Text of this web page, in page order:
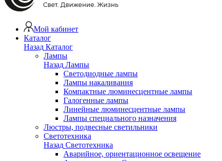
Мой кабинет
Каталог
Назад Каталог
Лампы
Назад Лампы
Светодиодные лампы
Лампы накаливания
Компактные люминесцентные лампы
Галогенные лампы
Линейные люминесцентные лампы
Лампы специального назначения
Люстры, подвесные светильники
Светотехника
Назад Светотехника
Аварийное, ориентационное освещение